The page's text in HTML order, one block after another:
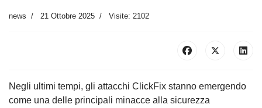
news 21 Ottobre 2025 Visite: 2102
Negli ultimi tempi, gli attacchi ClickFix stanno emergendo
come una delle principali minacce alla sicurezza